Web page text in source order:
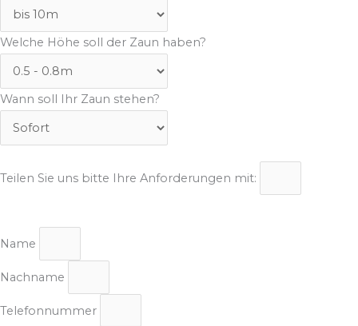
Welche Höhe soll der Zaun haben?
Wann soll Ihr Zaun stehen?
Teilen Sie uns bitte Ihre Anforderungen mit:
Name
Nachname
Telefonnummer